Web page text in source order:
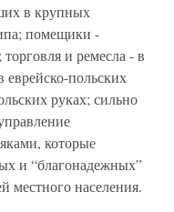
в крупных
помещики -
и ремесла - в
еврейско-польских
руках; сильно
которые
и “благонадежных”
местного населения.